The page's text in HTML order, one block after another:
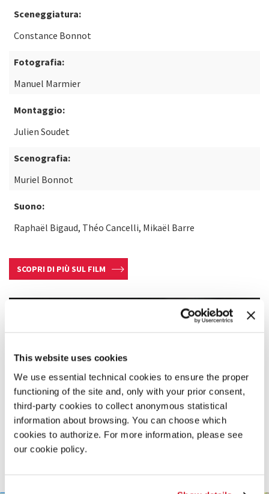
This website uses cookies
We use essential technical cookies to ensure the proper
functioning of the site and, only with your prior consent,
third-party cookies to collect anonymous statistical
information about browsing. You can choose which
cookies to authorize. For more information, please see
our cookie policy.
Sceneggiatura:
Constance Bonnot
Fotografia:
Manuel Marmier
Montaggio:
Julien Soudet
Scenografia:
Muriel Bonnot
Suono:
Raphaël Bigaud, Théo Cancelli, Mikaël Barre
SCOPRI DI PIÙ SUL FILM